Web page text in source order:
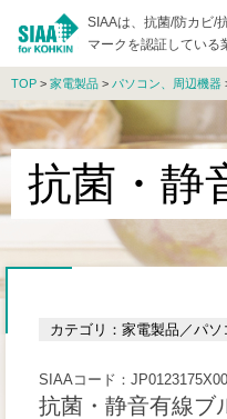
SIAAは、抗菌/防カビ/
マークを認証している
TOP > 家電製品 > パソコン、周辺機器
抗菌・
カテゴリ：家電製品／パソ
SIAAコード：
抗菌・静音有線